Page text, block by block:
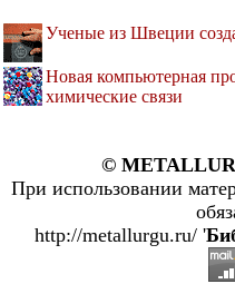
Ученые из Швеции
Новая компьютерная
химические связи
©
При использовании
http://metallurgu.ru/ '